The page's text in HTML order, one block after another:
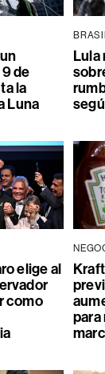
de
la
Luna
BRASIL
Lula
elige al
como
para